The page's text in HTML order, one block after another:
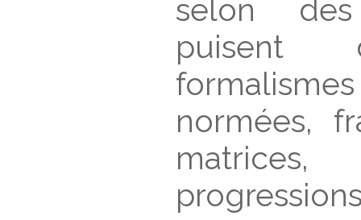
selon
puisent
normées,
matrices,